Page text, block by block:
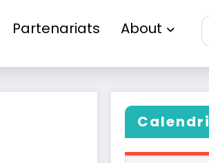
Partenariats About